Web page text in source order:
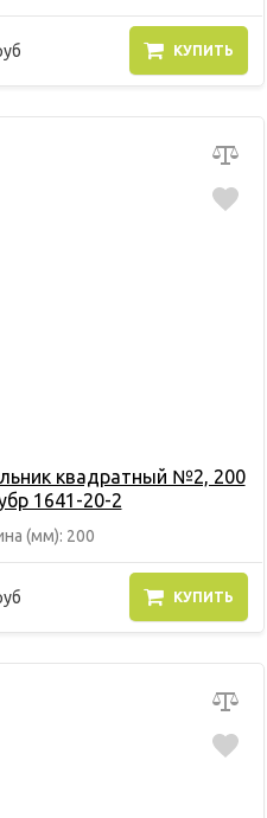
КУПИТЬ
квадратный №2, 200
1641-20-2
(мм): 200
КУПИТЬ